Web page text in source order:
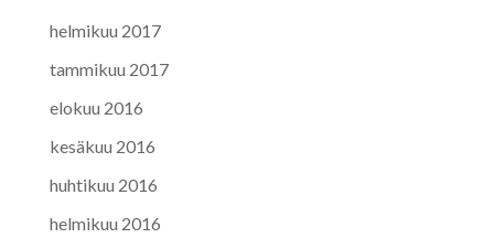
helmikuu 2017
tammikuu 2017
elokuu 2016
kesäkuu 2016
huhtikuu 2016
helmikuu 2016